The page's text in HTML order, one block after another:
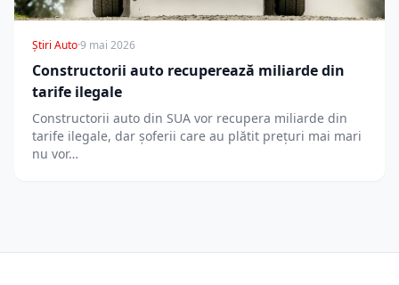
Știri Auto·9 mai 2026
Constructorii auto recuperează miliarde din
tarife ilegale
Constructorii auto din SUA vor recupera miliarde din
tarife ilegale, dar șoferii care au plătit prețuri mai mari
nu vor…